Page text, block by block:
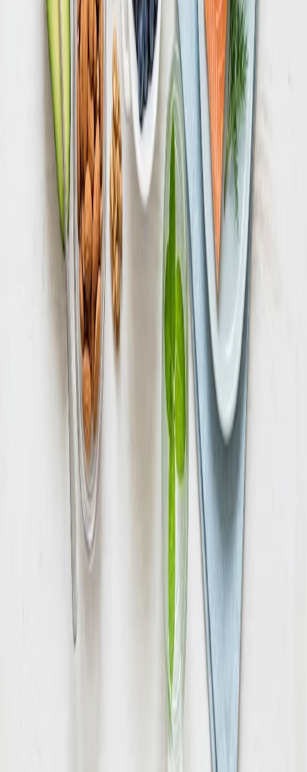
Подсчёт калорий – полезный инструмент, но он не
заменяет индивидуальный подход. Обратиться к врачу или
диетологу стоит, если у вас есть хронические
заболевания, нарушения пищевого поведения,
эндокринные проблемы или вы не можете изменить вес,
несмотря на дисциплину. Особенно это важно, если речь
идёт о значительном лишнем весе – о его причинах и
рисках для здоровья читайте в отдельном материале.
Специалист поможет учесть состояние здоровья,
гормональный фон и образ жизни, а также подобрать
безопасный темп изменений. Самостоятельные
эксперименты с жёсткими ограничениями могут
навредить, поэтому консультация врача – разумный шаг
перед серьёзными переменами в питании.
Статья носит информационный характер и не заменяет
консультацию врача.
Данная статья носит информационный характер и не заменяет
консультацию врача. При наличии симптомов обратитесь к
Читайте также по теме
Главная статья
Как похудеть без вреда для здоровья: план на основе науки
Большинство диет дают результат на месяц, а потом вес
возвращается. Рассказываем, что говорит наука о безопасном
и устойчивом снижении веса.
Ожирение: причины, степени и риски для здоровья
Разбираем, что такое ожирение, как считают индекс массы
тела, какие причины приводят к набору веса и чем опасен
избыток массы для здоровья.
Метаболизм: как разогнать обмен веществ без вреда
Объясняем, что такое метаболизм, от чего зависит скорость
обмена веществ и какие рабочие способы помогают его
поддержать и ускорить естественным путём.
Дефицит калорий: как создать его правильно и без вреда
Разбираем, что такое дефицит калорий, как создать его
грамотно для похудения, каким должен быть безопасный темп
Доказательно о здоровье